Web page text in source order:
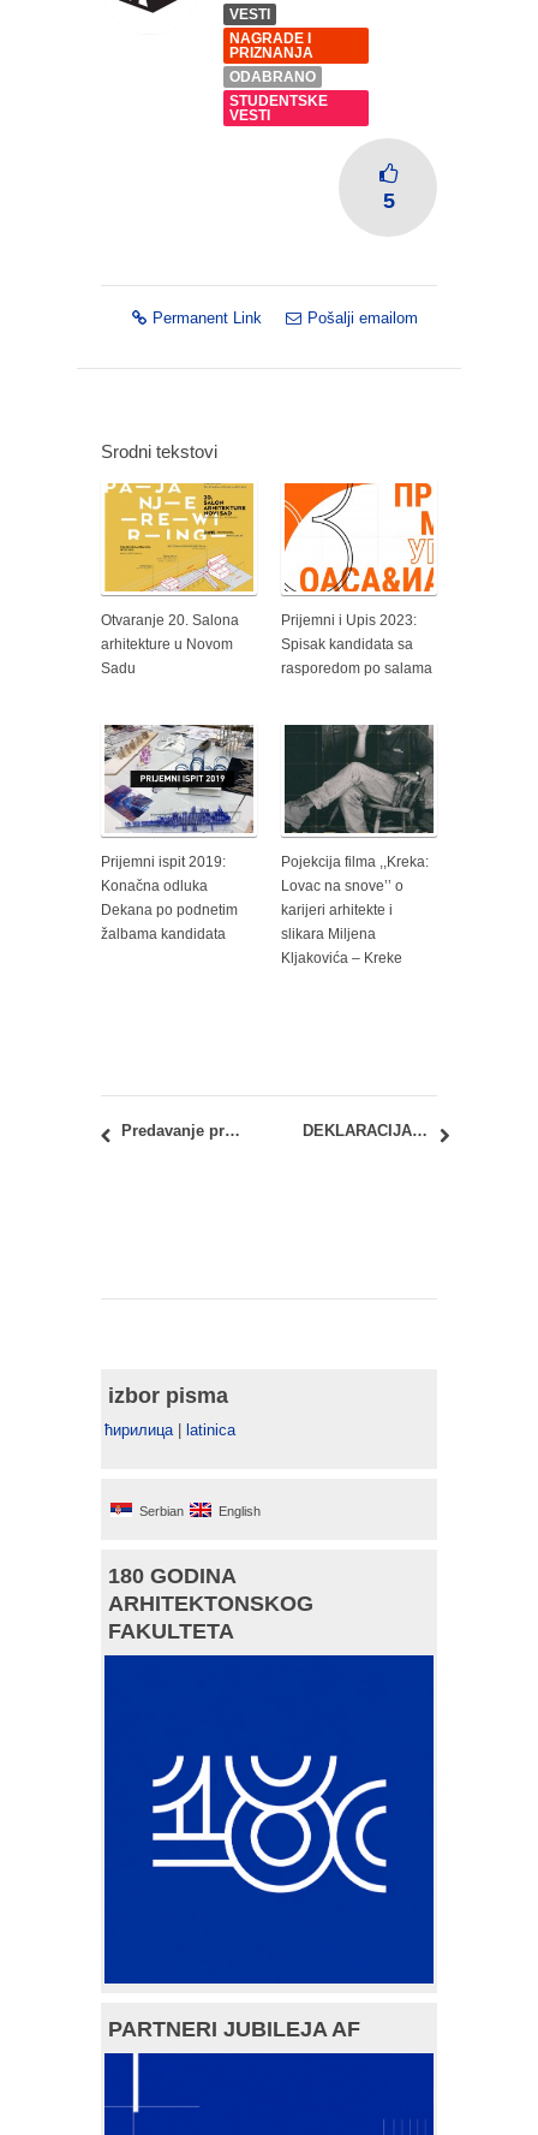
VESTI
NAGRADE I
PRIZNANJA
ODABRANO
STUDENTSKE
VESTI
5
Permanent Link Pošalji emailom
Srodni tekstovi
Otvaranje 20. Salona
arhitekture u Novom
Sadu
Prijemni i Upis 2023:
Spisak kandidata sa
rasporedom po salama
Prijemni ispit 2019:
Konačna odluka
Dekana po podnetim
žalbama kandidata
Pojekcija filma ,,Kreka:
Lovac na snove’’ o
karijeri arhitekte i
slikara Miljena
Kljakovića – Kreke
Predavanje prof. emeritusa arh. Brane Mitrovića u okviru predmeta Urbana obnova DEKLARACIJA O SUDBINI BEOGRADSKOG SAJMA I GENERALŠTABA
izbor pisma
ћирилица latinica
Serbian English
180 GODINA
ARHITEKTONSKOG
FAKULTETA
PARTNERI JUBILEJA AF